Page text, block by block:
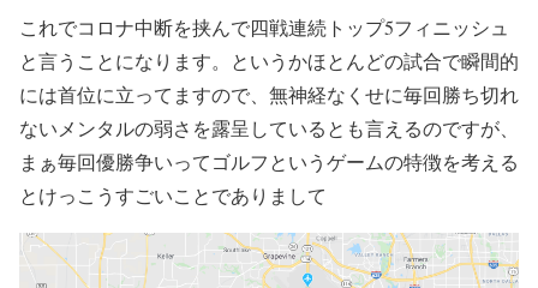
これでコロナ中断を挟んで四戦連続トップ5フィニッシュ
と言うことになります。というかほとんどの試合で瞬間的
には首位に立ってますので、無神経なくせに毎回勝ち切れ
ないメンタルの弱さを露呈しているとも言えるのですが、
まぁ毎回優勝争いってゴルフというゲームの特徴を考える
とけっこうすごいことでありまして